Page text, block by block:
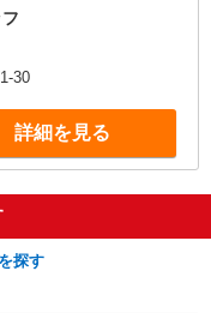
30
詳細を見る
探す